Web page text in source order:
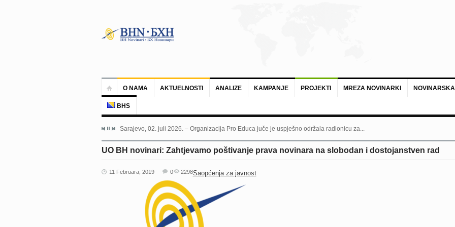
O NAMA AKTUELNOSTI ANALIZE KAMPANJE PROJEKTI MREZA NOVINARKI
BHS
Sarajevo, 02. juli 2026. – Organizacija Pro Educa juče je uspješno održala radionicu za...
UO BH novinari: Zahtjevamo poštivanje prava novinara na slobodan i dostojanstven rad
11 Februara, 2019 Saopćenja za javnost
0 2298